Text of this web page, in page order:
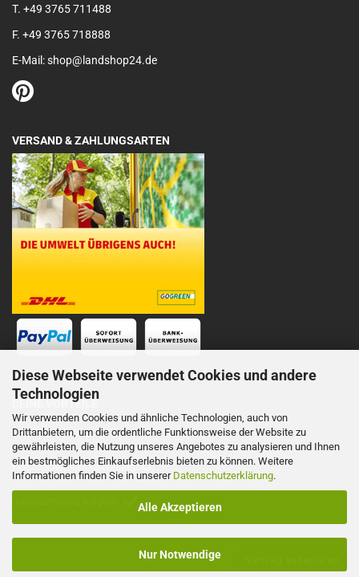
Diese Webseite verwendet Cookies und andere
Technologien
Wir verwenden Cookies und ähnliche Technologien, auch von
Drittanbietern, um die ordentliche Funktionsweise der Website zu
gewährleisten, die Nutzung unseres Angebotes zu analysieren und Ihnen
ein bestmögliches Einkaufserlebnis bieten zu können. Weitere
Informationen finden Sie in unserer Datenschutzerklärung.
Alle Akzeptieren
Nur Notwendige
T. +49 3765 711488
F. +49 3765 718888
E-Mail: shop@landshop24.de
VERSAND & ZAHLUNGSARTEN
DEINE VORTEILE
Schnelle Lieferung
Persönliche Telefonberatung